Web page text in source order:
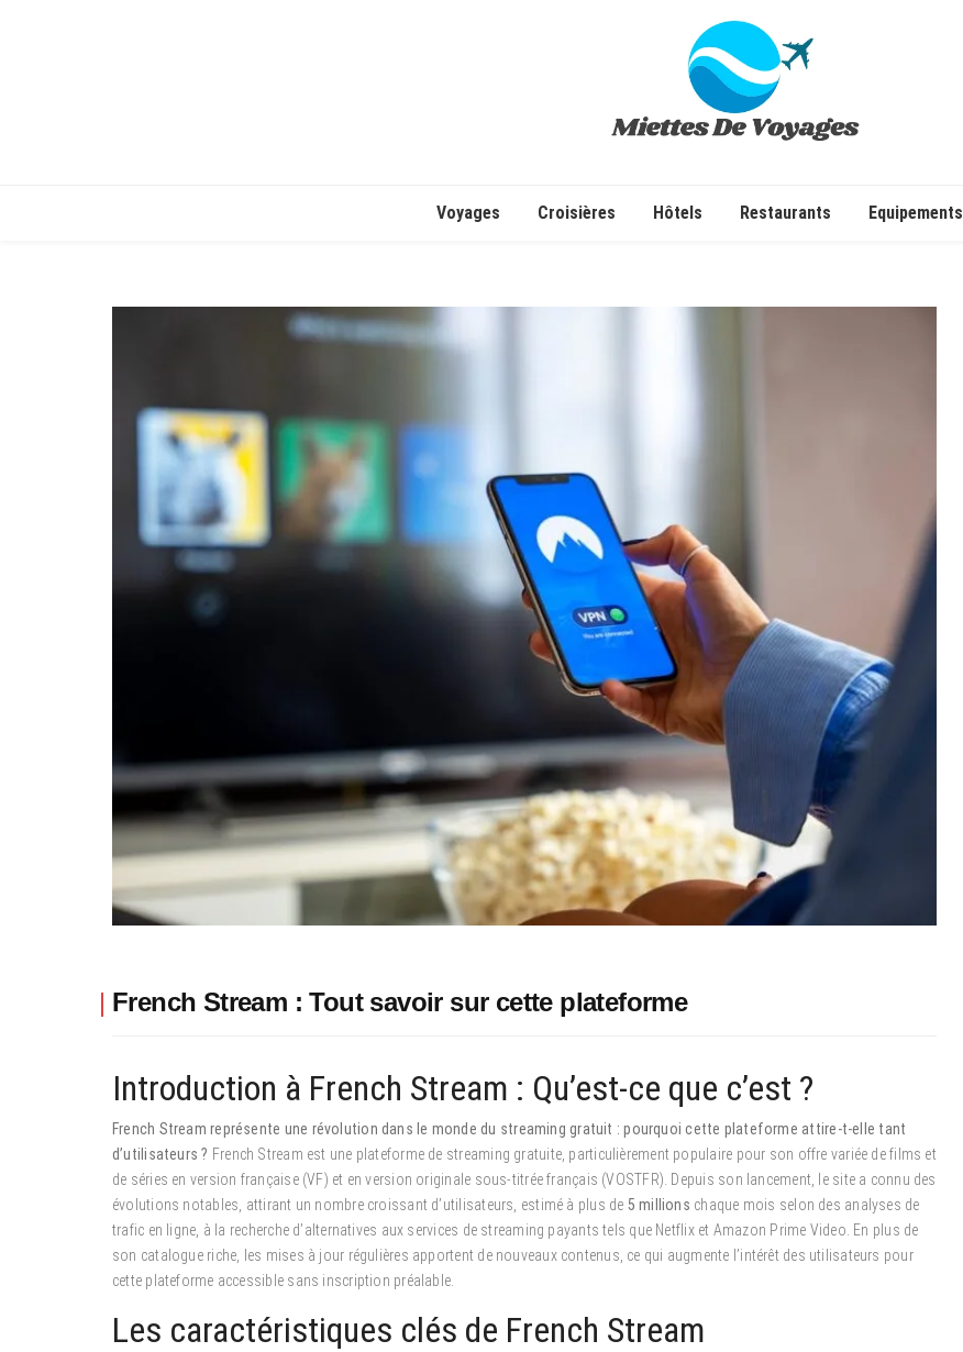
Voyages Croisières Hôtels Restaurants Equipements
French Stream : Tout savoir sur cette plateforme
Introduction à French Stream : Qu’est-ce que c’est ?
French Stream représente une révolution dans le monde du streaming gratuit : pourquoi cette plateforme attire-t-elle tant
d’utilisateurs ? French Stream est une plateforme de streaming gratuite, particulièrement populaire pour son offre variée de films et
de séries en version française (VF) et en version originale sous-titrée français (VOSTFR). Depuis son lancement, le site a connu des
évolutions notables, attirant un nombre croissant d’utilisateurs, estimé à plus de 5 millions chaque mois selon des analyses de
trafic en ligne, à la recherche d’alternatives aux services de streaming payants tels que Netflix et Amazon Prime Video. En plus de
son catalogue riche, les mises à jour régulières apportent de nouveaux contenus, ce qui augmente l’intérêt des utilisateurs pour
cette plateforme accessible sans inscription préalable.
Les caractéristiques clés de French Stream